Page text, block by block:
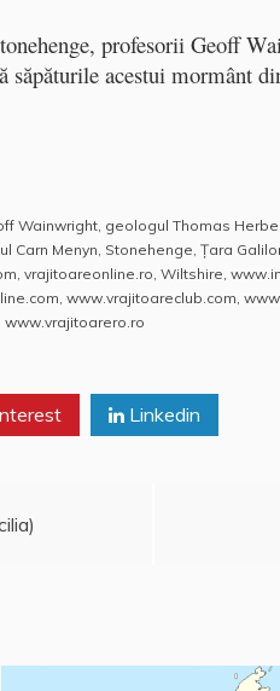
profesorii Geoff
săpăturile acestui mormânt
a
e
Wainwright geologul Thomas
Carn Menyn Stonehenge Ţara
vrajitoareonline.ro Wiltshire
www.vrajitoareclub.com
www.vrajitoarero.ro
Linkedin